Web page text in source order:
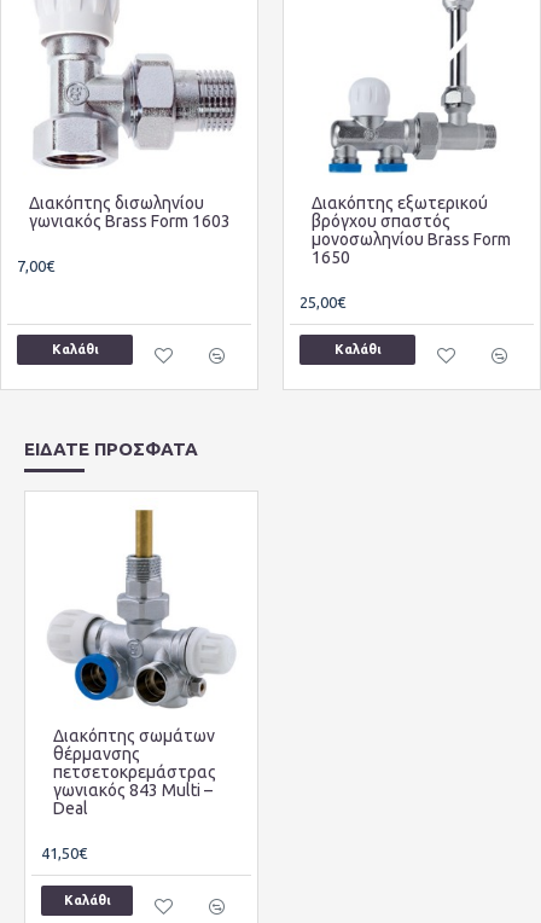
Διακόπτης δισωληνίου
γωνιακός Brass Form 1603
7,00€
Καλάθι
Διακόπτης εξωτερικού
βρόγχου σπαστός
μονοσωληνίου Brass Form
1650
25,00€
Καλάθι
ΕΙΔΑΤΕ ΠΡΟΣΦΑΤΑ
Διακόπτης σωμάτων
θέρμανσης
πετσετοκρεμάστρας
γωνιακός 843 Multi –
Deal
41,50€
Καλάθι